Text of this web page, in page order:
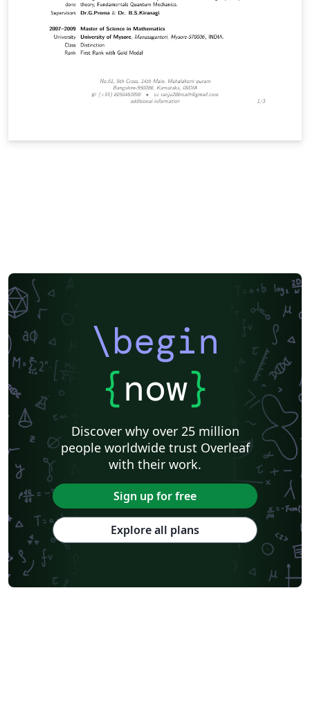
\begin
{now}
Discover why over 25 million
people worldwide trust Overleaf
with their work.
Sign up for free
Explore all plans